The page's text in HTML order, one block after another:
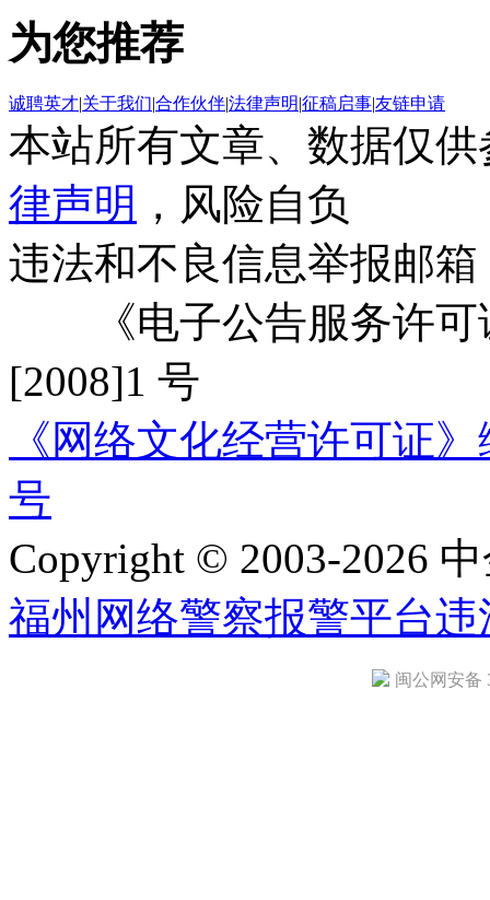
为您推荐
诚聘英才|关于我们|合作伙伴|法律声明|征稿启事|友链申请
本站所有文章、数据仅
律声明 ，风险自负
违法和不良信息举报邮箱
《电子公告服务许可
[2008]1 号
《网络文化经营许可证
号
Copyright © 2003-2026
福州网络警察报警平台违
闽公网安备